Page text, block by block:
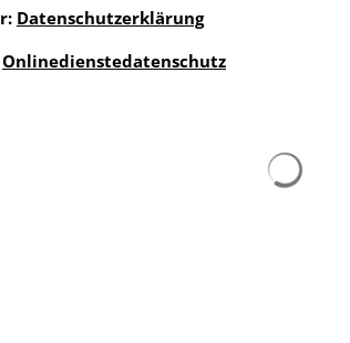
Datenschutzerklärung
Onlinedienstedatenschutz